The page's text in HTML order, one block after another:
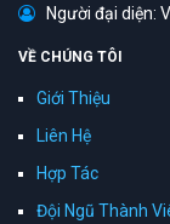
Người đại diện:
VỀ CHÚNG TÔI
Giới Thiệu
Liên Hệ
Hợp Tác
Đội Ngũ Thành